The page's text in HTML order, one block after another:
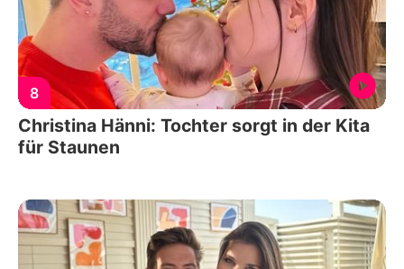
8
Christina Hänni: Tochter sorgt in der Kita
für Staunen